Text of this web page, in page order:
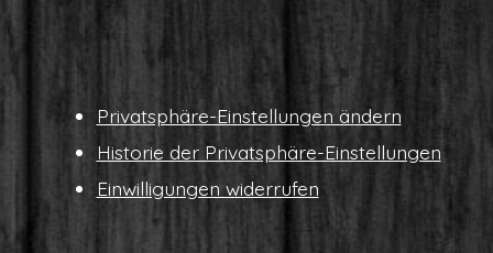
Pri­vat­sphä­re-Ein­stel­lun­gen ändern
His­to­rie der Privatsphäre-Einstellungen
Ein­wil­li­gun­gen widerrufen